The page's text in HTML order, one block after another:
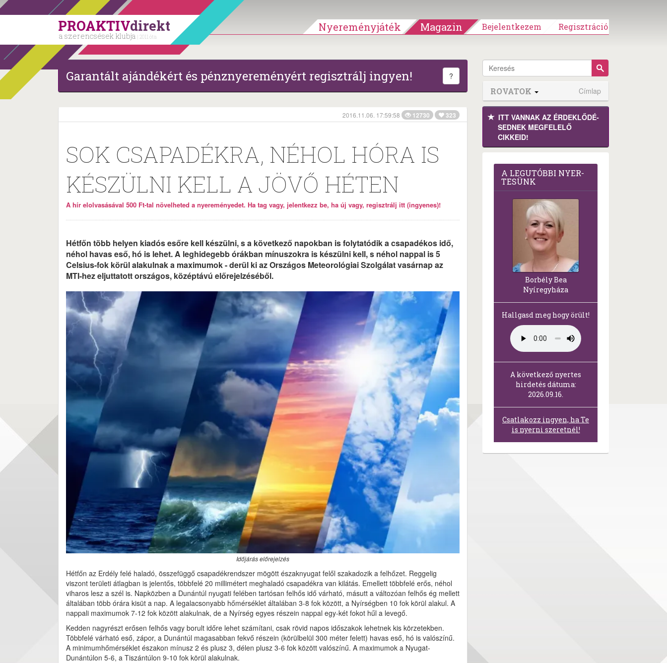
PROAKTIVdirekt
a szerencsések klubja | 2011 óta
Nyereményjáték Magazin Bejelentkezem Regisztráció
Garantált ajándékért és pénznyereményért regisztrálj ingyen! ?
2016.11.06. 17:59:58 12730 323
SOK CSAPADÉKRA, NÉHOL HÓRA IS
KÉSZÜLNI KELL A JÖVŐ HÉTEN
A hír elolvasásával 500 Ft-tal növelheted a nyereményedet. Ha tag vagy, jelentkezz be, ha új vagy, regisztrálj itt (ingyenes)!
Hétfőn több helyen kiadós esőre kell készülni, s a következő napokban is folytatódik a csapadékos idő,
néhol havas eső, hó is lehet. A leghidegebb órákban mínuszokra is készülni kell, s néhol nappal is 5
Celsius-fok körül alakulnak a maximumok - derül ki az Országos Meteorológiai Szolgálat vasárnap az
MTI-hez eljuttatott országos, középtávú előrejelzéséből.
Időjárás előrejelzés
Hétfőn az Erdély felé haladó, összefüggő csapadékrendszer mögött északnyugat felől szakadozik a felhőzet. Reggelig
viszont területi átlagban is jelentős, többfelé 20 millimétert meghaladó csapadékra van kilátás. Emellett többfelé erős, néhol
viharos lesz a szél is. Napközben a Dunántúl nyugati felében tartósan felhős idő várható, másutt a változóan felhős ég mellett
általában több órára kisüt a nap. A legalacsonyabb hőmérséklet általában 3-8 fok között, a Nyírségben 10 fok körül alakul. A
nappali maximumok 7-12 fok között alakulnak, de a Nyírség egyes részein nappal egy-két fokot hűl a levegő.
Kedden nagyrészt erősen felhős vagy borult időre lehet számítani, csak rövid napos időszakok lehetnek kis körzetekben.
Többfelé várható eső, zápor, a Dunántúl magasabban fekvő részein (körülbelül 300 méter felett) havas eső, hó is valószínű.
A minimumhőmérséklet északon mínusz 2 és plusz 3, délen plusz 3-6 fok között valószínű. A maximumok a Nyugat-
Dunántúlon 5-6, a Tiszántúlon 9-10 fok körül alakulnak.
ROVATOK Címlap
ITT VANNAK AZ ÉRDEK­LŐDÉ­
SEDNEK MEGFE­LELŐ
CIKKEID!
A LEG­U­TÓB­BI NYER­
TE­SÜNK
Borbély Bea
Nyíregyháza
Hallgasd meg hogy örült!
A következő nyertes
hirdetés dátuma:
2026.09.16.
Csatlakozz ingyen, ha Te
is nyerni szeretnél!